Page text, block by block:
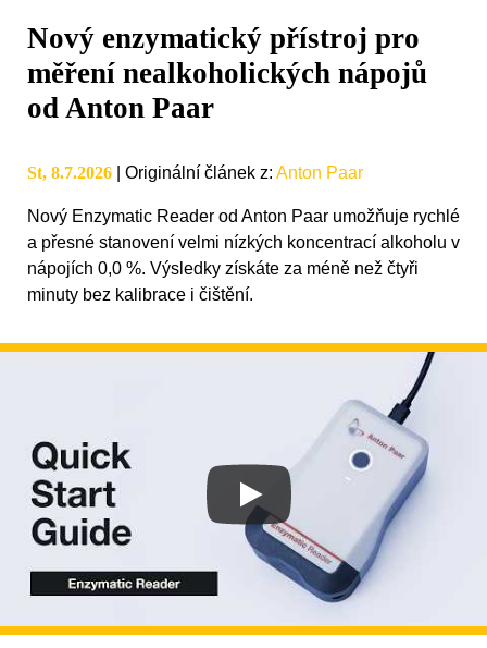
Nový enzymatický přístroj pro
měření nealkoholických nápojů
od Anton Paar
St, 8.7.2026 Originální článek z: Anton Paar
Nový Enzymatic Reader od Anton Paar umožňuje rychlé
a přesné stanovení velmi nízkých koncentrací alkoholu v
nápojích 0,0 %. Výsledky získáte za méně než čtyři
minuty bez kalibrace i čištění.